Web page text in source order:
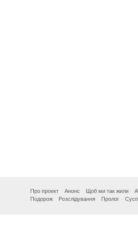
Про проект Анонс Щоб ми так жили
Подорож
Розслідування Пролог